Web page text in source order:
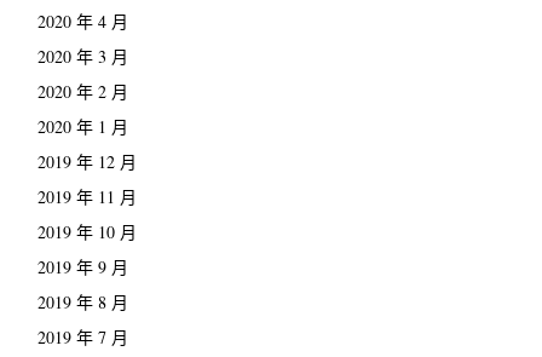
2020 年 4 月
2020 年 3 月
2020 年 2 月
2020 年 1 月
2019 年 12 月
2019 年 11 月
2019 年 10 月
2019 年 9 月
2019 年 8 月
2019 年 7 月